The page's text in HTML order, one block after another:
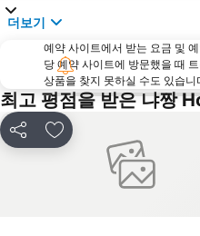
더보기
예약 사이트에서 받는 요금 및
당 예약 사이트에 방문했을 때
상품을 찾지 못하실 수도 있습니
최고 평점을 받은 냐짱
공유 즐겨찾기에 추가